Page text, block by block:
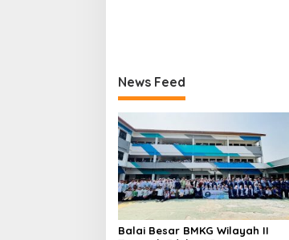
News Feed
Balai Besar BMKG Wilayah II